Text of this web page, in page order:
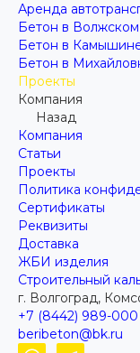
Аренда
Бетон в Волжском
Бетон в
Бетон в
Проекты
Компания
Назад
Компания
Статьи
Проекты
Политика
Сертификаты
Реквизиты
Доставка
ЖБИ изделия
Строительный
г. Волгоград,
+7 (8442) 989-000
beribeton@bk.ru